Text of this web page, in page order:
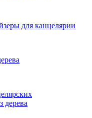
для канцелярии
дерева